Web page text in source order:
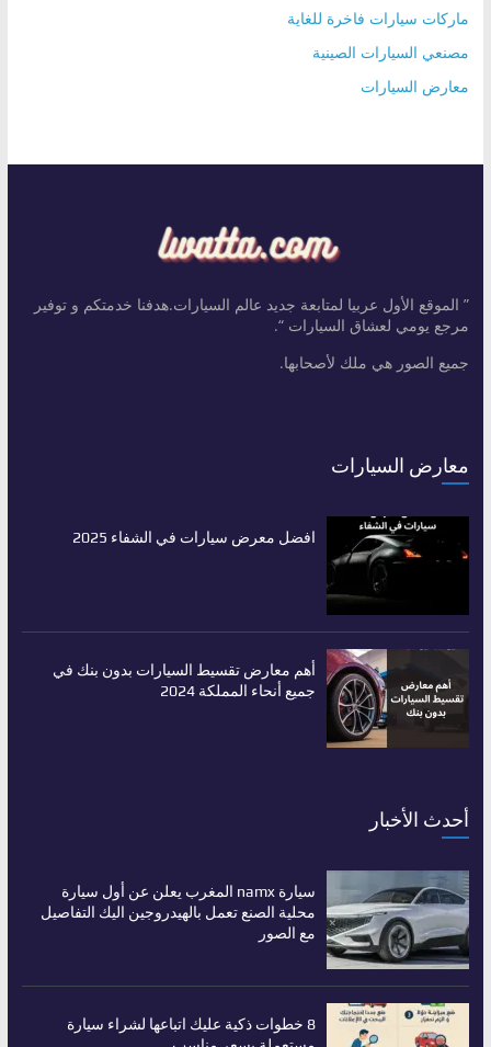
ماركات سيارات فاخرة للغاية
مصنعي السيارات الصينية
معارض السيارات
” الموقع الأول عربيا لمتابعة جديد عالم السيارات.هدفنا خدمتكم و توفير
مرجع يومي لعشاق السيارات “.
جميع الصور هي ملك لأصحابها.
معارض السيارات
افضل معرض سيارات في الشفاء 2025
أهم معارض تقسيط السيارات بدون بنك في
جميع أنحاء المملكة 2024
أحدث الأخبار
سيارة namx المغرب يعلن عن أول سيارة
محلية الصنع تعمل بالهيدروجين اليك التفاصيل
مع الصور
8 خطوات ذكية عليك اتباعها لشراء سيارة